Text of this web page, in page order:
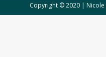
Copyright © 2020 | Nicole